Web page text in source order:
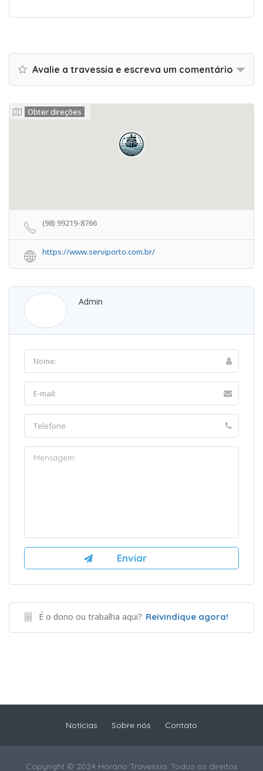
Avalie a travessia e escreva um comentário
Obter direções
(98) 99219-8766
https://www.serviporto.com.br/
Admin
É o dono ou trabalha aqui? Reivindique agora!
Notícias Sobre nós Contato
Copyright © 2024 Horário Travessia. Todos os direitos